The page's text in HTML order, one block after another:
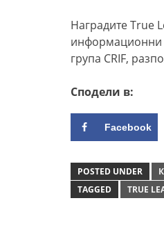
Наградите True
информационни
група CRIF,
Сподели в:
Facebook
POSTED UNDER
TAGGED
TRUE